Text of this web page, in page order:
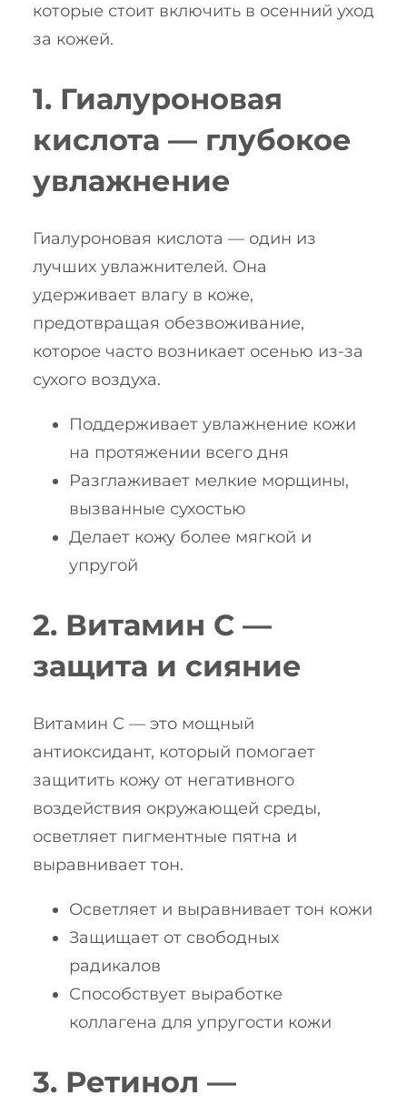
которые стоит включить в осенний уход
за кожей.
1. Гиалуроновая
кислота — глубокое
увлажнение
Гиалуроновая кислота — один из
лучших увлажнителей. Она
удерживает влагу в коже,
предотвращая обезвоживание,
которое часто возникает осенью из-за
сухого воздуха.
Поддерживает увлажнение кожи
на протяжении всего дня
Разглаживает мелкие морщины,
вызванные сухостью
Делает кожу более мягкой и
упругой
2. Витамин С —
защита и сияние
Витамин С — это мощный
антиоксидант, который помогает
защитить кожу от негативного
воздействия окружающей среды,
осветляет пигментные пятна и
выравнивает тон.
Осветляет и выравнивает тон кожи
Защищает от свободных
радикалов
Способствует выработке
коллагена для упругости кожи
3. Ретинол —